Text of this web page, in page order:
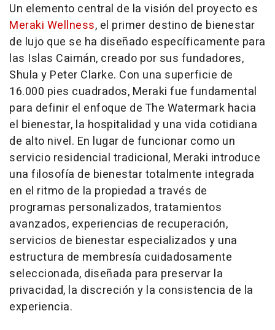
Un elemento central de la visión del proyecto es
Meraki Wellness, el primer destino de bienestar
de lujo que se ha diseñado específicamente para
las Islas Caimán, creado por sus fundadores,
Shula y Peter Clarke. Con una superficie de
16.000 pies cuadrados, Meraki fue fundamental
para definir el enfoque de The Watermark hacia
el bienestar, la hospitalidad y una vida cotidiana
de alto nivel. En lugar de funcionar como un
servicio residencial tradicional, Meraki introduce
una filosofía de bienestar totalmente integrada
en el ritmo de la propiedad a través de
programas personalizados, tratamientos
avanzados, experiencias de recuperación,
servicios de bienestar especializados y una
estructura de membresía cuidadosamente
seleccionada, diseñada para preservar la
privacidad, la discreción y la consistencia de la
experiencia.